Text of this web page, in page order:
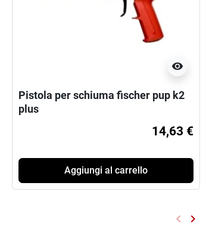
visibility
Pistola per schiuma fischer pup k2
plus
14,63 €
Aggiungi al carrello
keyboard_arrow_left keyboard_arrow_right